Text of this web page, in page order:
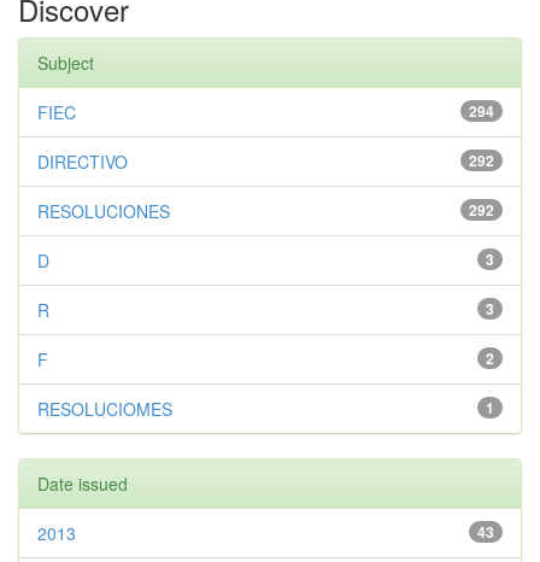
Discover
Subject
294
FIEC
292
DIRECTIVO
292
RESOLUCIONES
3
D
3
R
2
F
1
RESOLUCIOMES
Date issued
43
2013